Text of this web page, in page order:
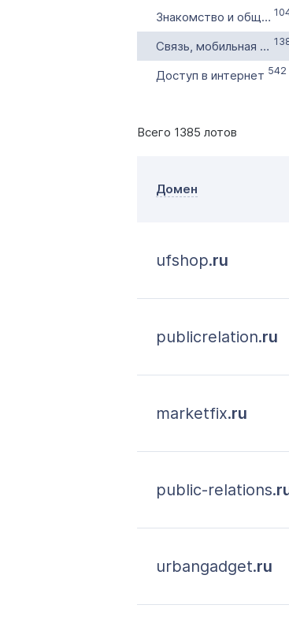
Знакомство и общение
Связь, мобильная связь
Доступ в интернет 542
Всего 1385 лотов
Домен
ufshop.ru
publicrelation.ru
marketfix.ru
public-relations.
urbangadget.ru